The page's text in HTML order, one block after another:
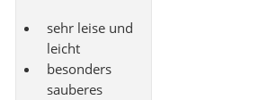
sehr leise und
leicht
besonders
sauberes